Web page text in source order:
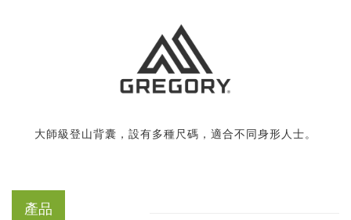
大師級登山背囊，設有多種尺碼，適合不同身形人士。
產品